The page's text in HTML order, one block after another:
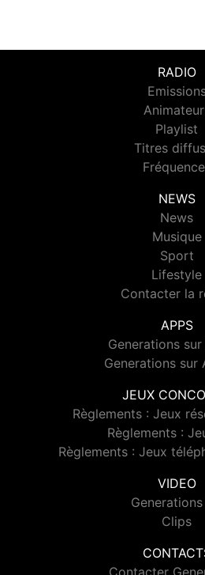
RADIO
Playlist
Titres
NEWS
News
Musique
Sport
Lifestyle
Contacter la
APPS
Generations sur
Generations sur
JEUX
Règlements : Jeux
Règlements :
Règlements : Jeux
VIDEO
Clips